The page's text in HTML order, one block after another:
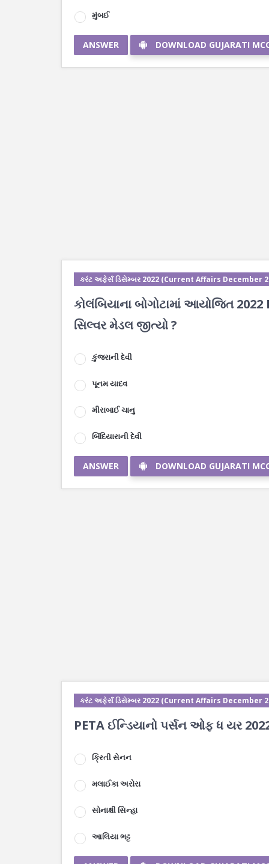
મુંબઈ
ANSWER DOWNLOAD GUJARATI
કરંટ અફેર્સ ડિસેમ્બર 2022 (Current Affairs December
કોલંબિયાના બોગોટામાં આયોજિત
સિલ્વર મેડલ જીત્યો ?
કુંજરાની દેવી
પૂનમ યાદવ
મીરાબાઈ ચાનુ
બિંદિયારાની દેવી
ANSWER DOWNLOAD GUJARATI
કરંટ અફેર્સ ડિસેમ્બર 2022 (Current Affairs December
PETA ઈન્ડિયાનો પર્સન ઓફ ધ યર
ક્રિતી સેનન
મલાઈકા અરોરા
સોનાક્ષી સિન્હા
આલિયા ભટ્ટ